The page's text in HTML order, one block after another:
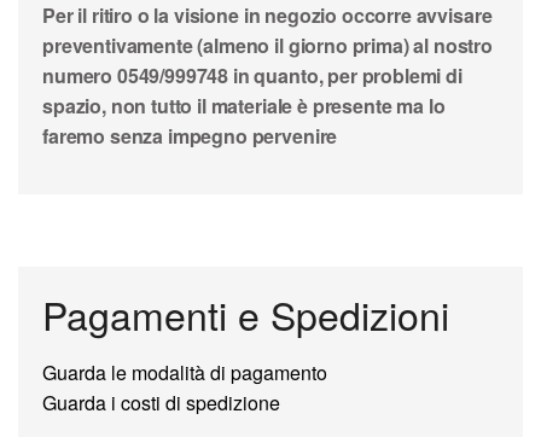
Per il ritiro o la visione in negozio occorre avvisare
preventivamente (almeno il giorno prima) al nostro
numero 0549/999748 in quanto, per problemi di
spazio, non tutto il materiale è presente ma lo
faremo senza impegno pervenire
Pagamenti e Spedizioni
Guarda le modalità di pagamento
Guarda i costi di spedizione